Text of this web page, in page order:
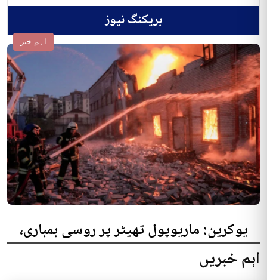
بریکنگ نیوز
اہم خبر
یوکرین: ماریوپول تھیٹر پر روسی بمباری،
300 افراد کی ہلاکت کا خدشہ
اہم خبریں